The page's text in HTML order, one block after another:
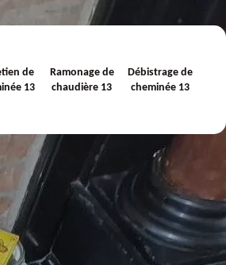
de
13
Ramonage de
chaudière 13
Débistrage de
cheminée 13